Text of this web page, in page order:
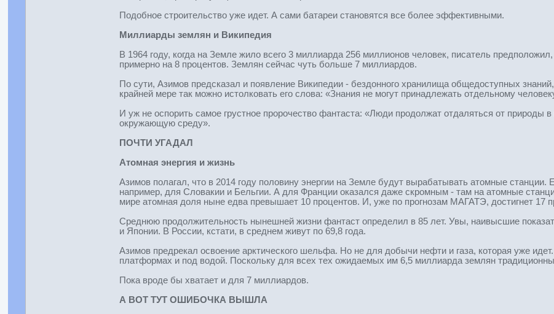
Подобное строительство уже идет. А сами батареи становятся все более эффективными.
Миллиарды землян и Википедия
В 1964 году, когда на Земле жило всего 3 миллиарда 256 миллионов человек, писатель
примерно на 8 процентов. Землян сейчас чуть больше 7 миллиардов.
По сути, Азимов предсказал и появление Википедии - бездонного хранилища общедоступных
крайней мере так можно истолковать его слова: «Знания не могут принадлежать отдельному
И уж не оспорить самое грустное пророчество фантаста: «Люди продолжат отдаляться от природы
окружающую среду».
ПОЧТИ УГАДАЛ
Атомная энергия и жизнь
Азимов полагал, что в 2014 году половину энергии на Земле будут вырабатывать атомные
например, для Словакии и Бельгии. А для Франции оказался даже скромным - там на атомные
мире атомная доля ныне едва превышает 10 процентов. И, уже по прогнозам МАГАТЭ, достигнет 17
Среднюю продолжительность нынешней жизни фантаст определил в 85 лет. Увы, наивысшие
и Японии. В России, кстати, в среднем живут по 69,8 года.
Азимов предрекал освоение арктического шельфа. Но не для добычи нефти и газа, которая уже
платформах и под водой. Поскольку для всех тех ожидаемых им 6,5 миллиарда землян
Пока вроде бы хватает и для 7 миллиардов.
А ВОТ ТУТ ОШИБОЧКА ВЫШЛА